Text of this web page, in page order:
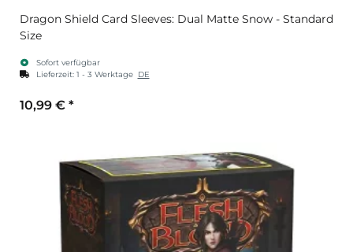
Dragon Shield Card Sleeves: Dual Matte Snow - Standard
Size
Sofort verfügbar
Lieferzeit: 1 - 3 Werktage DE
10,99 € *